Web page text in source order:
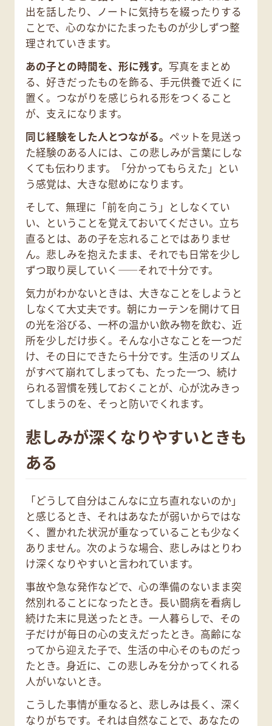
出を話したり、ノートに気持ちを綴ったりする
ことで、心のなかにたまったものが少しずつ整
理されていきます。
あの子との時間を、形に残す。 写真をまとめ
る、好きだったものを飾る、手元供養で近くに
置く。つながりを感じられる形をつくること
が、支えになります。
同じ経験をした人とつながる。 ペットを見送っ
た経験のある人には、この悲しみが言葉にしな
くても伝わります。「分かってもらえた」とい
う感覚は、大きな慰めになります。
そして、無理に「前を向こう」としなくてい
い、ということを覚えておいてください。立ち
直るとは、あの子を忘れることではありませ
ん。悲しみを抱えたまま、それでも日常を少し
ずつ取り戻していく——それで十分です。
気力がわかないときは、大きなことをしようと
しなくて大丈夫です。朝にカーテンを開けて日
の光を浴びる、一杯の温かい飲み物を飲む、近
所を少しだけ歩く。そんな小さなことを一つだ
け、その日にできたら十分です。生活のリズム
がすべて崩れてしまっても、たった一つ、続け
られる習慣を残しておくことが、心が沈みきっ
てしまうのを、そっと防いでくれます。
悲しみが深くなりやすいときも
ある
「どうして自分はこんなに立ち直れないのか」
と感じるとき、それはあなたが弱いからではな
く、置かれた状況が重なっていることも少なく
ありません。次のような場合、悲しみはとりわ
け深くなりやすいと言われています。
事故や急な発作などで、心の準備のないまま突
然別れることになったとき。長い闘病を看病し
続けた末に見送ったとき。一人暮らしで、その
子だけが毎日の心の支えだったとき。高齢にな
ってから迎えた子で、生活の中心そのものだっ
たとき。身近に、この悲しみを分かってくれる
人がいないとき。
こうした事情が重なると、悲しみは長く、深く
なりがちです。それは自然なことで、あなたの